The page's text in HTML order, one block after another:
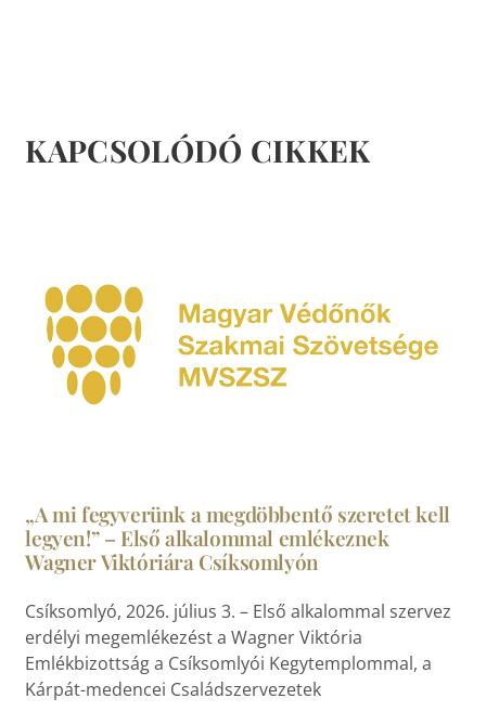
KAPCSOLÓDÓ CIKKEK
„A mi fegyverünk a megdöbbentő szeretet kell
legyen!” – Első alkalommal emlékeznek
Wagner Viktóriára Csíksomlyón
Csíksomlyó, 2026. július 3. – Első alkalommal szervez
erdélyi megemlékezést a Wagner Viktória
Emlékbizottság a Csíksomlyói Kegytemplommal, a
Kárpát-medencei Családszervezetek